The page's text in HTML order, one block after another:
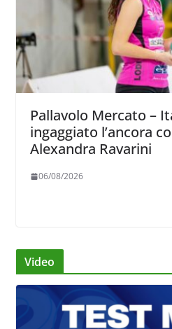
Pallavolo Mercato –
ingaggiato l’ancora
Alexandra Ravarini
06/08/2026
Video